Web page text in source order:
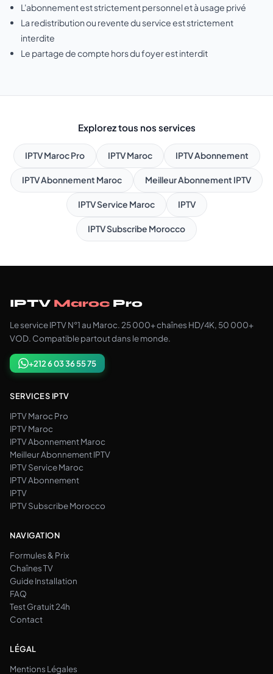
L'abonnement est strictement personnel et à usage privé
La redistribution ou revente du service est strictement
interdite
Le partage de compte hors du foyer est interdit
Explorez tous nos services
IPTV Maroc Pro IPTV Maroc IPTV Abonnement
IPTV Abonnement Maroc Meilleur Abonnement IPTV
IPTV Service Maroc IPTV
IPTV Subscribe Morocco
IPTV Maroc Pro
Le service IPTV N°1 au Maroc. 25 000+ chaînes HD/4K, 50 000+
VOD. Compatible partout dans le monde.
+212 6 03 36 55 75
SERVICES IPTV
IPTV Maroc Pro
IPTV Maroc
IPTV Abonnement Maroc
Meilleur Abonnement IPTV
IPTV Service Maroc
IPTV Abonnement
IPTV
IPTV Subscribe Morocco
NAVIGATION
Formules & Prix
Chaînes TV
Guide Installation
FAQ
Test Gratuit 24h
Contact
LÉGAL
Mentions Légales